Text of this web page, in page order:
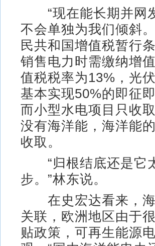
“现在能长期并网
不会单独为我们倾斜
民共和国增值税暂行
销售电力时需缴纳增
值税税率为13%，光
基本实现50%的即征
而小型水电项目只收
没有海洋能，海洋能
收取。
“归根结底还是它
步。”林东说。
在史宏达看来，海
关联，欧洲地区由于
贴政策，可再生能源